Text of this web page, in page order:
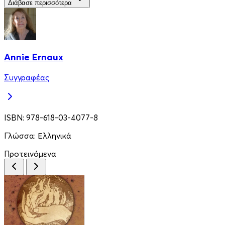
Διάβασε περισσότερα
Annie Ernaux
Συγγραφέας
ISBN: 978-618-03-4077-8
Γλώσσα: Ελληνικά
Προτεινόμενα